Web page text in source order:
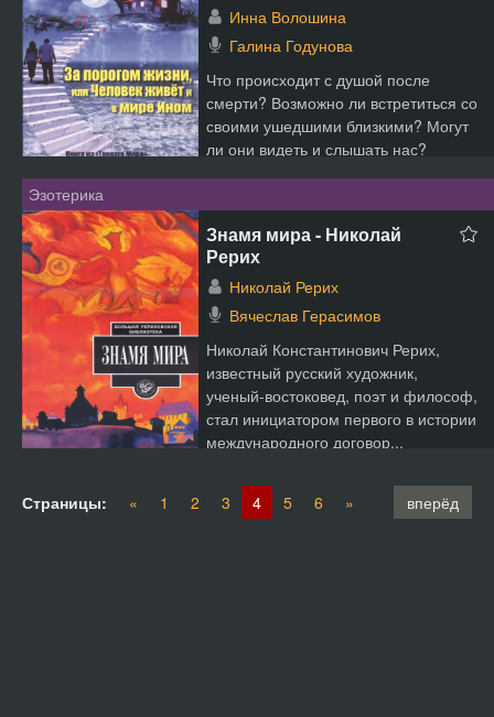
Инна Волошина
Галина Годунова
Что происходит с душой после
смерти? Возможно ли встретиться со
своими ушедшими близкими? Могут
ли они видеть и слышать нас?
Эзотерика
Знамя мира - Николай
Рерих
Николай Рерих
Вячеслав Герасимов
Николай Константинович Рерих,
известный русский художник,
ученый-востоковед, поэт и философ,
стал инициатором первого в истории
международного договор...
вперёд
Страницы: « 1 2 3 4 5 6 »